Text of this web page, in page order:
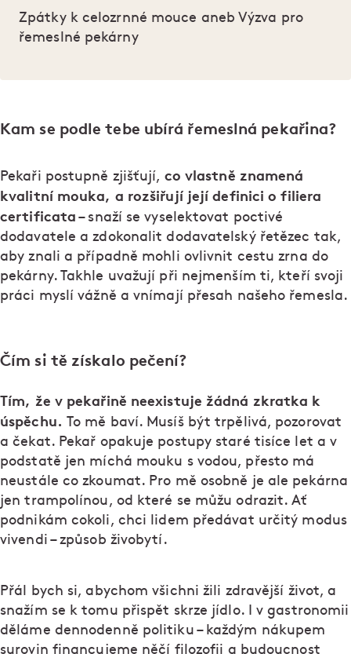
Zpátky k celozrnné mouce aneb Výzva pro
řemeslné pekárny
Kam se podle tebe ubírá řemeslná pekařina?
Pekaři postupně zjišťují, co vlastně znamená
kvalitní mouka, a rozšiřují její definici o filiera
certificata – snaží se vyselektovat poctivé
dodavatele a zdokonalit dodavatelský řetězec tak,
aby znali a případně mohli ovlivnit cestu zrna do
pekárny. Takhle uvažují při nejmenším ti, kteří svoji
práci myslí vážně a vnímají přesah našeho řemesla.
Čím si tě získalo pečení?
Tím, že v pekařině neexistuje žádná zkratka k
úspěchu. To mě baví. Musíš být trpělivá, pozorovat
a čekat. Pekař opakuje postupy staré tisíce let a v
podstatě jen míchá mouku s vodou, přesto má
neustále co zkoumat. Pro mě osobně je ale pekárna
jen trampolínou, od které se můžu odrazit. Ať
podnikám cokoli, chci lidem předávat určitý modus
vivendi – způsob živobytí.
Přál bych si, abychom všichni žili zdravější život, a
snažím se k tomu přispět skrze jídlo. I v gastronomii
děláme dennodenně politiku – každým nákupem
surovin financujeme něčí filozofii a budoucnost